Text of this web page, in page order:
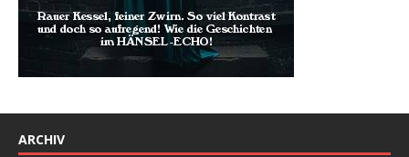
ARCHIV